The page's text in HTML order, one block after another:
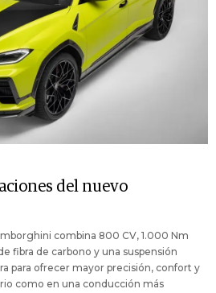
del nuevo
combina 800 CV, 1.000 Nm
fibra de carbono y una suspensión
para ofrecer mayor precisión, confort y
como en una conducción más